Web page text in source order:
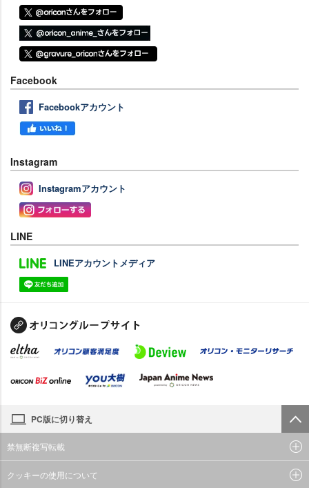
Facebook
Facebookアカウント
Instagram
Instagramアカウント
LINE
LINEアカウントメディア
PC版に切り替え
禁無断複写転載
クッキーの使用について